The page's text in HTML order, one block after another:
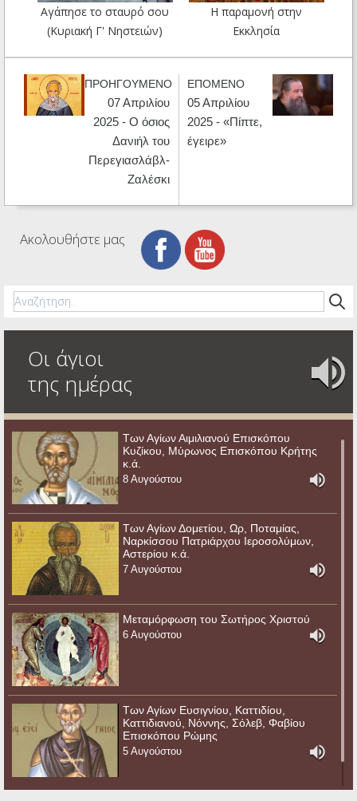
Αγάπησε το σταυρό σου
(Κυριακή Γ' Νηστειών)
Η παραμονή στην
Εκκλησία
ΠΡΟΗΓΟΥΜΕΝΟ
07 Απριλίου
2025 - Ο όσιος
Δανιήλ του
Περεγιασλάβλ-
Ζαλέσκι
ΕΠΟΜΕΝΟ
05 Απριλίου
2025 - «Πίπτε,
έγειρε»
Ακολουθήστε μας
Οι άγιοι
της ημέρας
Των Αγίων Αιμιλιανού Επισκόπου
Κυζίκου, Μύρωνος Επισκόπου Κρήτης
κ.ά.
8 Αυγούστου
Των Αγίων Δομετίου, Ωρ, Ποταμίας,
Ναρκίσσου Πατριάρχου Ιεροσολύμων,
Αστερίου κ.ά.
7 Αυγούστου
Μεταμόρφωση του Σωτήρος Χριστού
6 Αυγούστου
Των Αγίων Ευσιγνίου, Καττιδίου,
Καττιδιανού, Νόννης, Σόλεβ, Φαβίου
Επισκόπου Ρώμης
5 Αυγούστου